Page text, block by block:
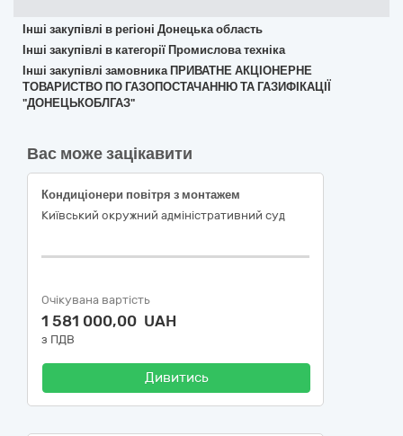
Інші закупівлі в регіоні Донецька область
Інші закупівлі в категорії Промислова техніка
Інші закупівлі замовника ПРИВАТНЕ АКЦІОНЕРНЕ
ТОВАРИСТВО ПО ГАЗОПОСТАЧАННЮ ТА ГАЗИФІКАЦІЇ
"ДОНЕЦЬКОБЛГАЗ"
Вас може зацікавити
Кондиціонери повітря з монтажем
Київський окружний адміністративний суд
Очікувана вартість
1 581 000,00 UAH
з ПДВ
Дивитись